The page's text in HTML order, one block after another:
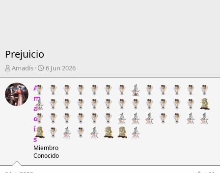
Prejuicio
A
u
t
o
r
Amadís
F
e
i
c
i
6 Jun 2026
A
m
a
d
í
s
Miembro
Conocido